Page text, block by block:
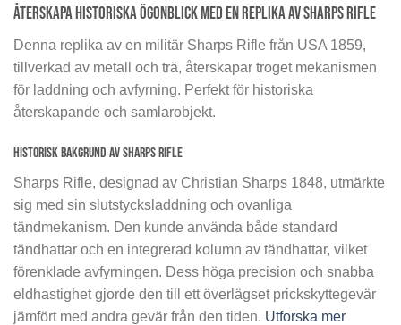
Återskapa historiska ögonblick med en replika av Sharps Rifle
Denna replika av en militär Sharps Rifle från USA 1859,
tillverkad av metall och trä, återskapar troget mekanismen
för laddning och avfyrning. Perfekt för historiska
återskapande och samlarobjekt.
Historisk bakgrund av Sharps Rifle
Sharps Rifle, designad av Christian Sharps 1848, utmärkte
sig med sin slutstycksladdning och ovanliga
tändmekanism. Den kunde använda både standard
tändhattar och en integrerad kolumn av tändhattar, vilket
förenklade avfyrningen. Dess höga precision och snabba
eldhastighet gjorde den till ett överlägset prickskyttegevär
jämfört med andra gevär från den tiden. Utforska mer